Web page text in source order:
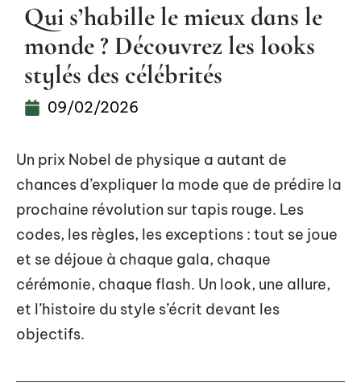
Qui s’habille le mieux dans le
monde ? Découvrez les looks
stylés des célébrités
09/02/2026
Un prix Nobel de physique a autant de
chances d’expliquer la mode que de prédire la
prochaine révolution sur tapis rouge. Les
codes, les règles, les exceptions : tout se joue
et se déjoue à chaque gala, chaque
cérémonie, chaque flash. Un look, une allure,
et l’histoire du style s’écrit devant les
objectifs.